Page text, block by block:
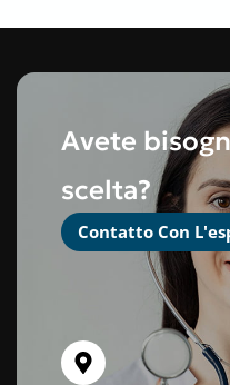
Avete
scelta?
Contatto Con